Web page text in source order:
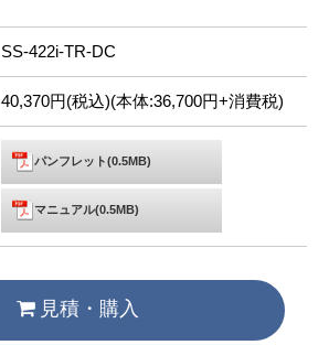
SS-422i-TR-DC
40,370円(税込)(本体:36,700円+消費税)
パンフレット(0.5MB)
マニュアル(0.5MB)
見積・購入